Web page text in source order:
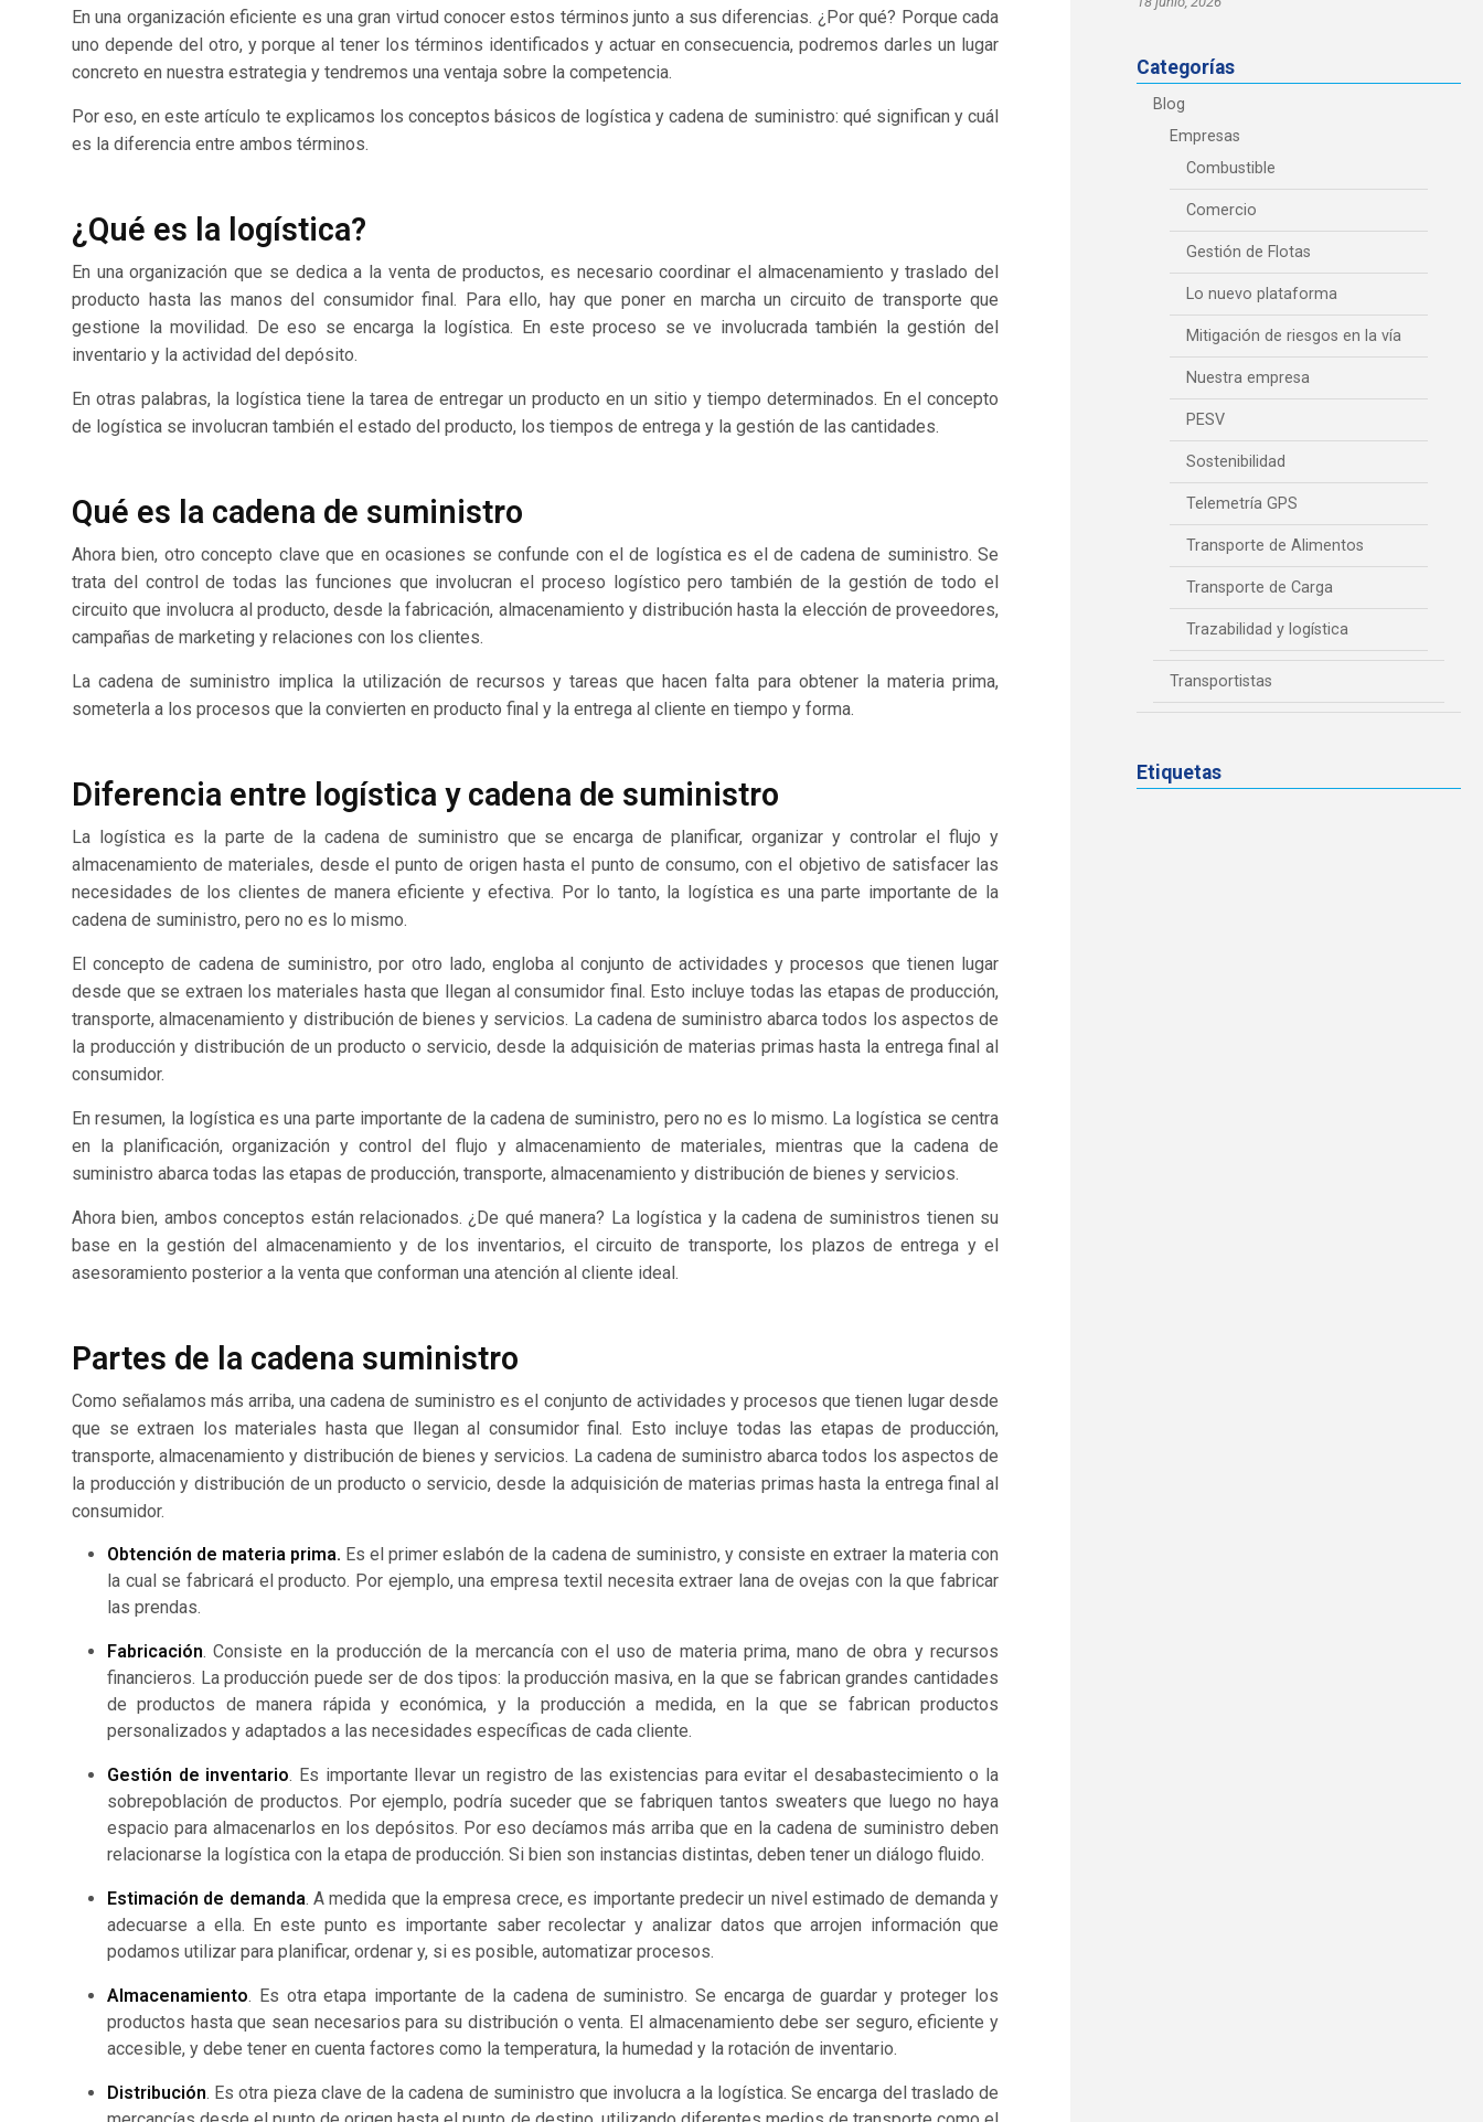
En una organización eficiente es una gran virtud conocer estos términos junto a sus diferencias. ¿Por qué? Porque cada
uno depende del otro, y porque al tener los términos identificados y actuar en consecuencia, podremos darles un lugar
concreto en nuestra estrategia y tendremos una ventaja sobre la competencia.
Por eso, en este artículo te explicamos los conceptos básicos de logística y cadena de suministro: qué significan y cuál
es la diferencia entre ambos términos.
¿Qué es la logística?
En una organización que se dedica a la venta de productos, es necesario coordinar el almacenamiento y traslado del
producto hasta las manos del consumidor final. Para ello, hay que poner en marcha un circuito de transporte que
gestione la movilidad. De eso se encarga la logística. En este proceso se ve involucrada también la gestión del
inventario y la actividad del depósito.
En otras palabras, la logística tiene la tarea de entregar un producto en un sitio y tiempo determinados. En el concepto
de logística se involucran también el estado del producto, los tiempos de entrega y la gestión de las cantidades.
Qué es la cadena de suministro
Ahora bien, otro concepto clave que en ocasiones se confunde con el de logística es el de cadena de suministro. Se
trata del control de todas las funciones que involucran el proceso logístico pero también de la gestión de todo el
circuito que involucra al producto, desde la fabricación, almacenamiento y distribución hasta la elección de proveedores,
campañas de marketing y relaciones con los clientes.
La cadena de suministro implica la utilización de recursos y tareas que hacen falta para obtener la materia prima,
someterla a los procesos que la convierten en producto final y la entrega al cliente en tiempo y forma.
Diferencia entre logística y cadena de suministro
La logística es la parte de la cadena de suministro que se encarga de planificar, organizar y controlar el flujo y
almacenamiento de materiales, desde el punto de origen hasta el punto de consumo, con el objetivo de satisfacer las
necesidades de los clientes de manera eficiente y efectiva. Por lo tanto, la logística es una parte importante de la
cadena de suministro, pero no es lo mismo.
El concepto de cadena de suministro, por otro lado, engloba al conjunto de actividades y procesos que tienen lugar
desde que se extraen los materiales hasta que llegan al consumidor final. Esto incluye todas las etapas de producción,
transporte, almacenamiento y distribución de bienes y servicios. La cadena de suministro abarca todos los aspectos de
la producción y distribución de un producto o servicio, desde la adquisición de materias primas hasta la entrega final al
consumidor.
En resumen, la logística es una parte importante de la cadena de suministro, pero no es lo mismo. La logística se centra
en la planificación, organización y control del flujo y almacenamiento de materiales, mientras que la cadena de
suministro abarca todas las etapas de producción, transporte, almacenamiento y distribución de bienes y servicios.
Ahora bien, ambos conceptos están relacionados. ¿De qué manera? La logística y la cadena de suministros tienen su
base en la gestión del almacenamiento y de los inventarios, el circuito de transporte, los plazos de entrega y el
asesoramiento posterior a la venta que conforman una atención al cliente ideal.
Partes de la cadena suministro
Como señalamos más arriba, una cadena de suministro es el conjunto de actividades y procesos que tienen lugar desde
que se extraen los materiales hasta que llegan al consumidor final. Esto incluye todas las etapas de producción,
transporte, almacenamiento y distribución de bienes y servicios. La cadena de suministro abarca todos los aspectos de
la producción y distribución de un producto o servicio, desde la adquisición de materias primas hasta la entrega final al
consumidor.
Obtención de materia prima. Es el primer eslabón de la cadena de suministro, y consiste en extraer la materia con
la cual se fabricará el producto. Por ejemplo, una empresa textil necesita extraer lana de ovejas con la que fabricar
las prendas.
Fabricación. Consiste en la producción de la mercancía con el uso de materia prima, mano de obra y recursos
financieros. La producción puede ser de dos tipos: la producción masiva, en la que se fabrican grandes cantidades
de productos de manera rápida y económica, y la producción a medida, en la que se fabrican productos
personalizados y adaptados a las necesidades específicas de cada cliente.
Gestión de inventario. Es importante llevar un registro de las existencias para evitar el desabastecimiento o la
sobrepoblación de productos. Por ejemplo, podría suceder que se fabriquen tantos sweaters que luego no haya
espacio para almacenarlos en los depósitos. Por eso decíamos más arriba que en la cadena de suministro deben
relacionarse la logística con la etapa de producción. Si bien son instancias distintas, deben tener un diálogo fluido.
Estimación de demanda. A medida que la empresa crece, es importante predecir un nivel estimado de demanda y
adecuarse a ella. En este punto es importante saber recolectar y analizar datos que arrojen información que
podamos utilizar para planificar, ordenar y, si es posible, automatizar procesos.
Almacenamiento. Es otra etapa importante de la cadena de suministro. Se encarga de guardar y proteger los
productos hasta que sean necesarios para su distribución o venta. El almacenamiento debe ser seguro, eficiente y
accesible, y debe tener en cuenta factores como la temperatura, la humedad y la rotación de inventario.
Distribución. Es otra pieza clave de la cadena de suministro que involucra a la logística. Se encarga del traslado de
Categorías
Blog
Empresas
Combustible
Comercio
Gestión de Flotas
Lo nuevo plataforma
Mitigación de riesgos en la vía
Nuestra empresa
PESV
Sostenibilidad
Telemetría GPS
Transporte de Alimentos
Transporte de Carga
Trazabilidad y logística
Transportistas
Etiquetas